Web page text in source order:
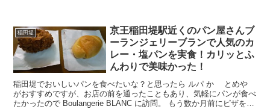
稲田堤
京王稲田堤駅近くのパン屋さんブ
ーランジェリーブランで人気のカ
レー・塩パンを実食！カリッとふ
んわりで美味かった！
稲田堤でおいしいパンを食べたいな？と思ったら ルパ か とめや
がおすすめですが、お店の前を通ったこともあり、気軽にパンが食べ
たかったので Boulangerie BLANC に訪問。 もう数か月前にピザを食